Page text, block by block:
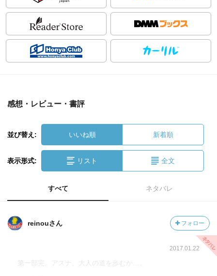
感想・レビュー・書評
並び替え: いいね順 新着順
表示形式: リスト 全文
すべて ネタバレ
reinouさん フォロー
2017.01.22
第一部完。アスナ、大人の道を歩むか…。